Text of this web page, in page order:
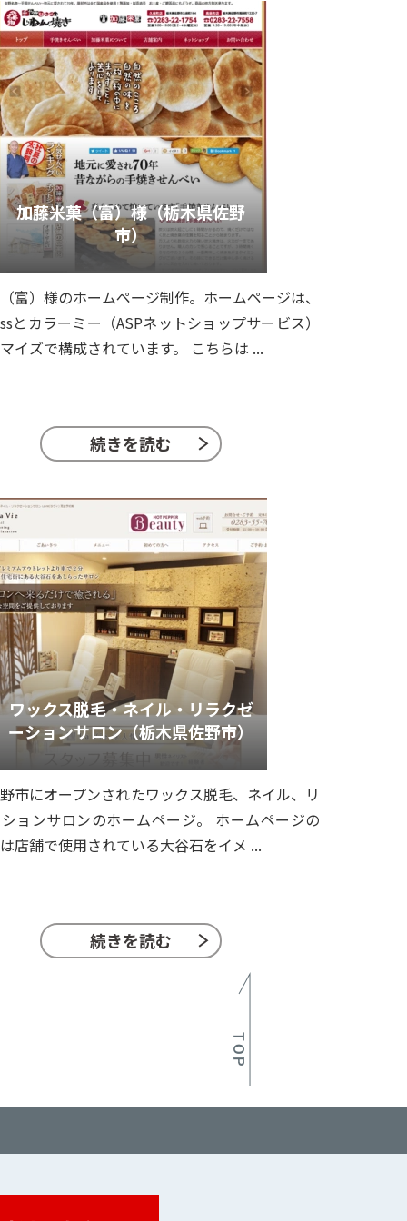
加藤米菓（富）様（栃木県佐野
市）
富）様のホームページ制作。ホームページは、
とカラーミー（ASPネットショップサービス）
イズで構成されています。 こちらは ...
続きを読む
ワックス脱毛・ネイル・リラクゼ
ーションサロン（栃木県佐野市）
市にオープンされたワックス脱毛、ネイル、リ
ョンサロンのホームページ。 ホームページの
店舗で使用されている大谷石をイメ ...
続きを読む